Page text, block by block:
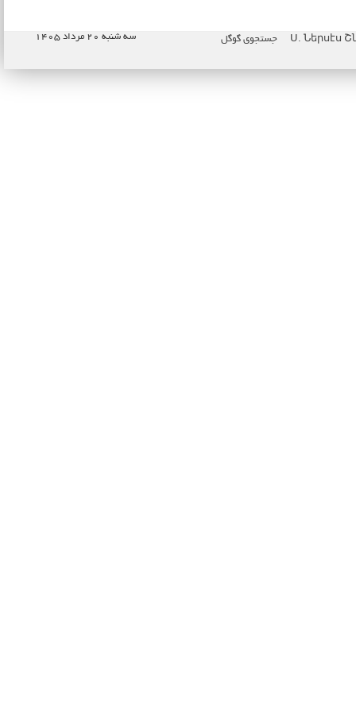
جستجوی گوگل سه شنبه ۲۰ مرداد ۱۴۰۵